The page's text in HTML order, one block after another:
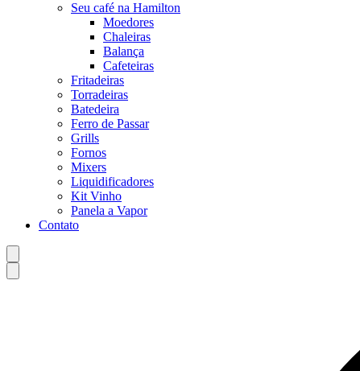
Seu café na Hamilton
Moedores
Chaleiras
Balança
Cafeteiras
Fritadeiras
Torradeiras
Batedeira
Ferro de Passar
Grills
Fornos
Mixers
Liquidificadores
Kit Vinho
Panela a Vapor
Contato